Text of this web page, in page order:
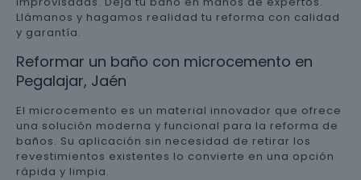
Llámanos y hagamos realidad tu reforma con calidad
y garantía.
Reformar un baño con microcemento en
Pegalajar, Jaén
El microcemento es un material innovador que ofrece
una solución moderna y funcional para la reforma de
baños. Su aplicación sin necesidad de retirar los
revestimientos existentes lo convierte en una opción
rápida y limpia.